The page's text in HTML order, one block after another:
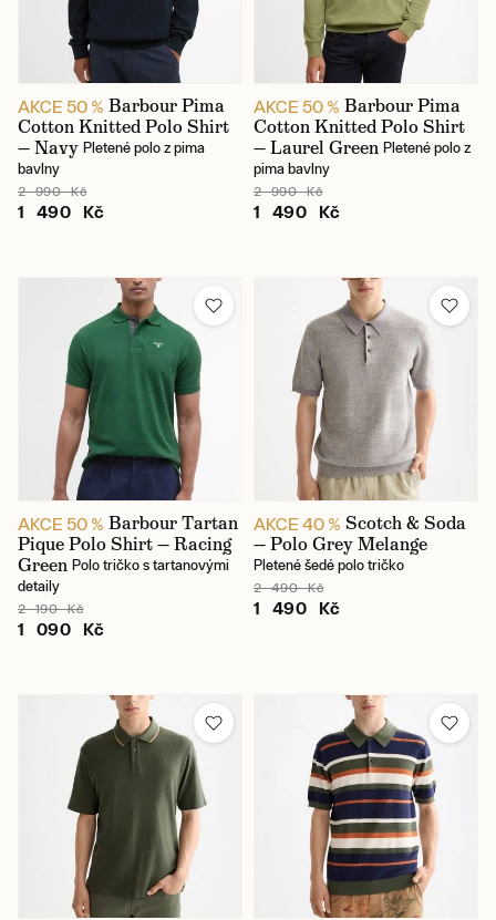
AKCE 50 % Barbour Pima
Cotton Knitted Polo Shirt
— Navy Pletené polo z pima
bavlny
2 990 Kč
1 490 Kč
AKCE 50 % Barbour Pima
Cotton Knitted Polo Shirt
— Laurel Green Pletené polo z
pima bavlny
2 990 Kč
1 490 Kč
AKCE 50 % Barbour Tartan
Pique Polo Shirt — Racing
Green Polo tričko s tartanovými
detaily
2 190 Kč
1 090 Kč
AKCE 40 % Scotch & Soda
— Polo Grey Melange
Pletené šedé polo tričko
2 490 Kč
1 490 Kč